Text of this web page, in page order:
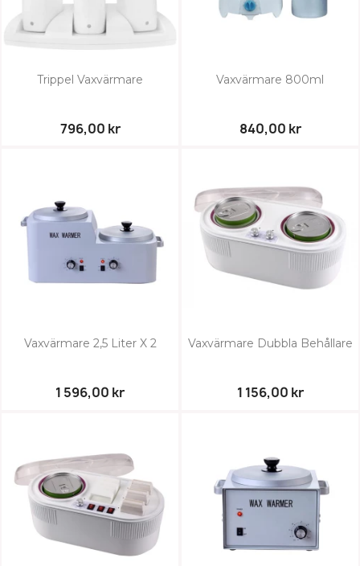
Trippel Vaxvärmare
796,00 kr
Vaxvärmare 800ml
840,00 kr
Vaxvärmare 2,5 Liter X 2
1 596,00 kr
Vaxvärmare Dubbla Behållare
1 156,00 kr